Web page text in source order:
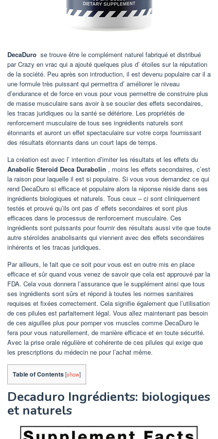
DecaDuro se trouve être le complément naturel fabriqué et distribué
par Crazy en vrac qui a ajouté quelques plus d’ étoiles sur la réputation
de la société. Peu après son introduction, il est devenu populaire car il a
une formule très puissant qui permettra d’ améliorer le niveau
d’endurance et de force en vous pour vous permettre de construire plus
de masse musculaire sans avoir à se soucier des effets secondaires,
les tracas juridiques ou la santé se détériore. Les propriétés de
renforcement musculaire de tous ses ingrédients naturels sont
étonnants et auront un effet spectaculaire sur votre corps fournissant
des résultats étonnants dans un court laps de temps.
La création est avec l’ intention d’imiter les résultats et les effets du
Anabolic Steroid Deca Durabolin , moins les effets secondaires, c’est
la raison pour laquelle il est si populaire. Si vous vous demandez ce qui
rend DecaDuro si efficace et populaire alors la réponse réside dans ses
ingrédients biologiques et naturels. Tous ceux – ci sont cliniquement
testés et prouvé qu’ils ont pas d’ effets secondaires et sont plus
efficaces dans le processus de renforcement musculaire. Ces
ingrédients sont puissants pour fournir des résultats aussi vite que toute
autre stéroïdes anabolisants qui viennent avec des effets secondaires
inhérents et les tracas juridiques.
Par ailleurs, le fait que ce soit pour vous est en outre mis en place
efficace et sûr quand vous venez de savoir que cela est approuvé par la
FDA. Cela vous donnera l’assurance que le supplément ainsi que tous
ses ingrédients sont sûrs et répond à toutes les normes sanitaires
requises et fixées correctement. Cela signifie également que l’utilisation
de ces pilules est parfaitement légal. Vous allez maintenant pas besoin
de ces aiguilles plus pour pomper vos muscles comme DecaDuro le
fera pour vous naturellement, de manière efficace et en toute sécurité.
Avec la prise orale régulière et cohérente de ces pilules qui exige que
les prescriptions du médecin ne pour l’achat même.
Table of Contents[show]
Decaduro Ingrédients: biologiques
et naturels